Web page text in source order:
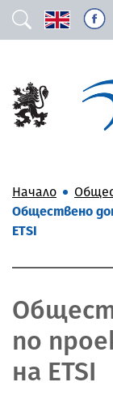
Начало
Обществено
ETSI
по
на ETSI